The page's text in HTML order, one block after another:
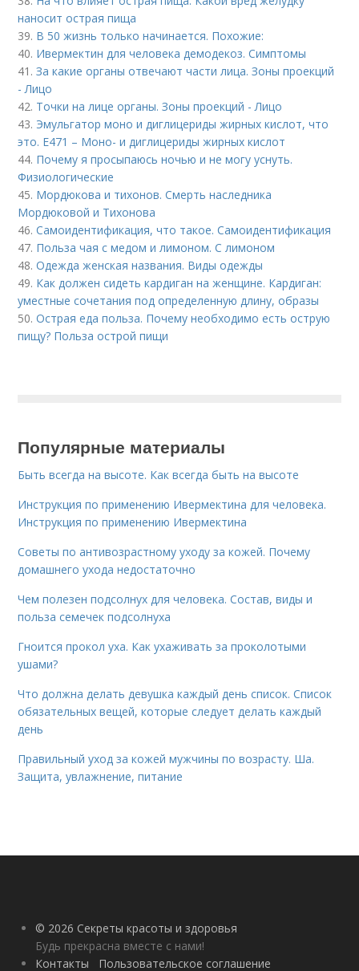
наносит острая пища
39. В 50 жизнь только начинается. Похожие:
40. Ивермектин для человека демодекоз. Симптомы
41.За какие органы отвечают части лица. Зоны проекций
- Лицо
42. Точки на лице органы. Зоны проекций - Лицо
43. Эмульгатор моно и диглицериды жирных кислот, что
это. Е471 – Моно- и диглицериды жирных кислот
44. Почему я просыпаюсь ночью и не могу уснуть.
Физиологические
45. Мордюкова и тихонов. Смерть наследника
Мордюковой и Тихонова
46.Самоидентификация, что такое. Самоидентификация
47. Польза чая с медом и лимоном. С лимоном
48.Одежда женская названия. Виды одежды
49. Как должен сидеть кардиган на женщине. Кардиган:
уместные сочетания под определенную длину, образы
50.Острая еда польза. Почему необходимо есть острую
пищу? Польза острой пищи
Популярные материалы
Быть всегда на высоте. Как всегда быть на высоте
Инструкция по применению Ивермектина для человека.
Инструкция по применению Ивермектина
Советы по антивозрастному уходу за кожей. Почему
домашнего ухода недостаточно
Чем полезен подсолнух для человека. Состав, виды и
польза семечек подсолнуха
Гноится прокол уха. Как ухаживать за проколотыми
ушами?
Что должна делать девушка каждый день список. Список
обязательных вещей, которые следует делать каждый
день
Правильный уход за кожей мужчины по возрасту. Ша.
Защита, увлажнение, питание
© 2026 Секреты красоты и здоровья
Будь прекрасна вместе с нами!
Контакты
Пользовательское соглашение